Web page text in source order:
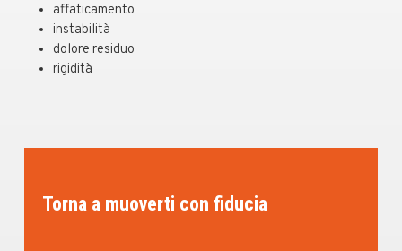
affaticamento
instabilità
dolore residuo
rigidità
Torna a muoverti con fiducia